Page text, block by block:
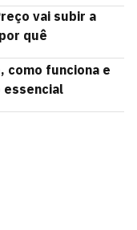
vai subir a
quê
como funciona e
essencial